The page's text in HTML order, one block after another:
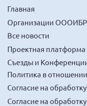
Главная
Организации
Все новости
Проектная платформа
Съезды и
Политика в
Согласие на
Согласие на